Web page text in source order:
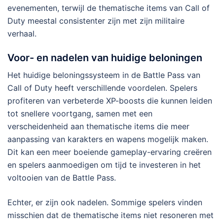
evenementen, terwijl de thematische items van Call of
Duty meestal consistenter zijn met zijn militaire
verhaal.
Voor- en nadelen van huidige beloningen
Het huidige beloningssysteem in de Battle Pass van
Call of Duty heeft verschillende voordelen. Spelers
profiteren van verbeterde XP-boosts die kunnen leiden
tot snellere voortgang, samen met een
verscheidenheid aan thematische items die meer
aanpassing van karakters en wapens mogelijk maken.
Dit kan een meer boeiende gameplay-ervaring creëren
en spelers aanmoedigen om tijd te investeren in het
voltooien van de Battle Pass.
Echter, er zijn ook nadelen. Sommige spelers vinden
misschien dat de thematische items niet resoneren met